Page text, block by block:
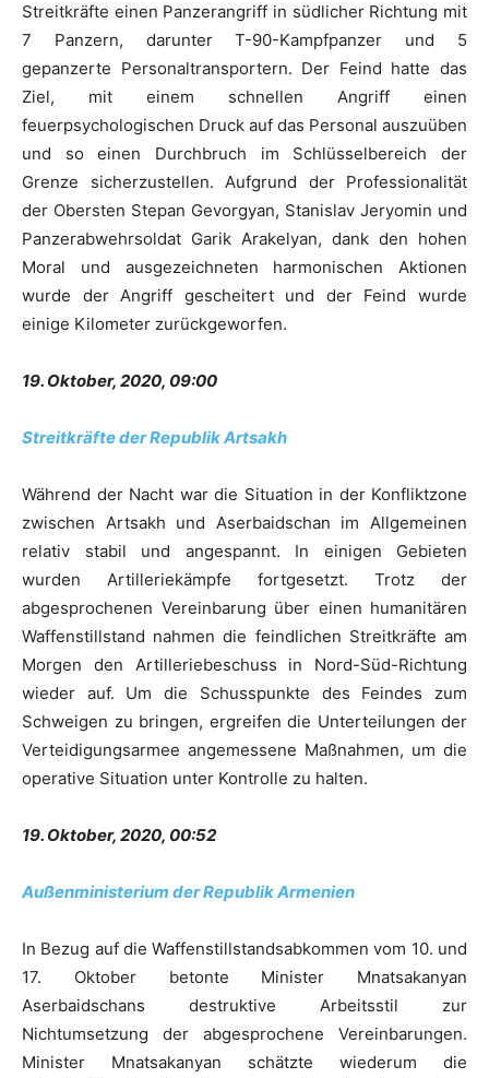
Streitkräfte einen Panzerangriff in südlicher Richtung mit
7 Panzern, darunter T-90-Kampfpanzer und 5
gepanzerte Personaltransportern. Der Feind hatte das
Ziel, mit einem schnellen Angriff einen
feuerpsychologischen Druck auf das Personal auszuüben
und so einen Durchbruch im Schlüsselbereich der
Grenze sicherzustellen. Aufgrund der Professionalität
der Obersten Stepan Gevorgyan, Stanislav Jeryomin und
Panzerabwehrsoldat Garik Arakelyan, dank den hohen
Moral und ausgezeichneten harmonischen Aktionen
wurde der Angriff gescheitert und der Feind wurde
einige Kilometer zurückgeworfen.
19. Oktober, 2020, 09:00
Streitkräfte der Republik Artsakh
Während der Nacht war die Situation in der Konfliktzone
zwischen Artsakh und Aserbaidschan im Allgemeinen
relativ stabil und angespannt. In einigen Gebieten
wurden Artilleriekämpfe fortgesetzt. Trotz der
abgesprochenen Vereinbarung über einen humanitären
Waffenstillstand nahmen die feindlichen Streitkräfte am
Morgen den Artilleriebeschuss in Nord-Süd-Richtung
wieder auf. Um die Schusspunkte des Feindes zum
Schweigen zu bringen, ergreifen die Unterteilungen der
Verteidigungsarmee angemessene Maßnahmen, um die
operative Situation unter Kontrolle zu halten.
19. Oktober, 2020, 00:52
Außenministerium der Republik Armenien
In Bezug auf die Waffenstillstandsabkommen vom 10. und
17. Oktober betonte Minister Mnatsakanyan
Aserbaidschans destruktive Arbeitsstil zur
Nichtumsetzung der abgesprochene Vereinbarungen.
Minister Mnatsakanyan schätzte wiederum die